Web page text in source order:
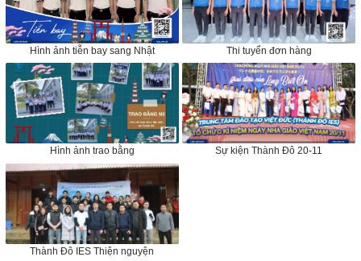
Hình ảnh tiễn bay sang Nhật Thi tuyển đơn hàng
Hình ảnh trao bằng Sự kiện Thành Đô 20-11
Thành Đô IES Thiện nguyện